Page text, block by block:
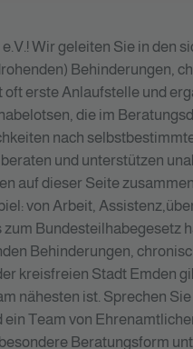
Wir geleiten Sie in den
Behinderungen,
erste Anlaufstelle und
die im
nach
und unterstützen
auf dieser Seite
von Arbeit,
Bundesteilhabegesetz
Behinderungen,
kreisfreien Stadt Emden
nähesten ist. Sprechen
Team von
Beratungsform